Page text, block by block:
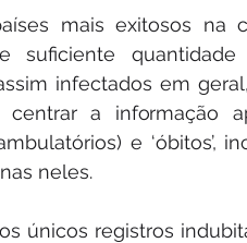
mais exitosos na
suficiente
infectados em
a informação
e ‘óbitos’,
neles.
únicos registros